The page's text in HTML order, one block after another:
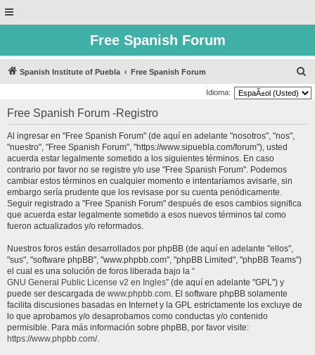
Free Spanish Forum
Spanish Institute of Puebla Free Spanish Forum
u
Idioma:
Free Spanish Forum -Registro
Al ingresar en "Free Spanish Forum" (de aquí en adelante "nosotros", "nos",
"nuestro", "Free Spanish Forum", "https://www.sipuebla.com/forum"), usted
acuerda estar legalmente sometido a los siguientes términos. En caso
contrario por favor no se registre y/o use "Free Spanish Forum". Podemos
cambiar estos términos en cualquier momento e intentaríamos avisarle, sin
embargo sería prudente que los revisase por su cuenta periódicamente.
Seguir registrado a "Free Spanish Forum" después de esos cambios significa
que acuerda estar legalmente sometido a esos nuevos términos tal como
fueron actualizados y/o reformados.
Nuestros foros están desarrollados por phpBB (de aquí en adelante "ellos",
"sus", "software phpBB", "www.phpbb.com", "phpBB Limited", "phpBB Teams")
el cual es una solución de foros liberada bajo la “
GNU General Public License v2 en Ingles” (de aquí en adelante "GPL") y
puede ser descargada de www.phpbb.com. El software phpBB solamente
facilita discusiones basadas en Internet y la GPL estrictamente los excluye de
lo que aprobamos y/o desaprobamos como conductas y/o contenido
permisible. Para más información sobre phpBB, por favor visite:
https://www.phpbb.com/.